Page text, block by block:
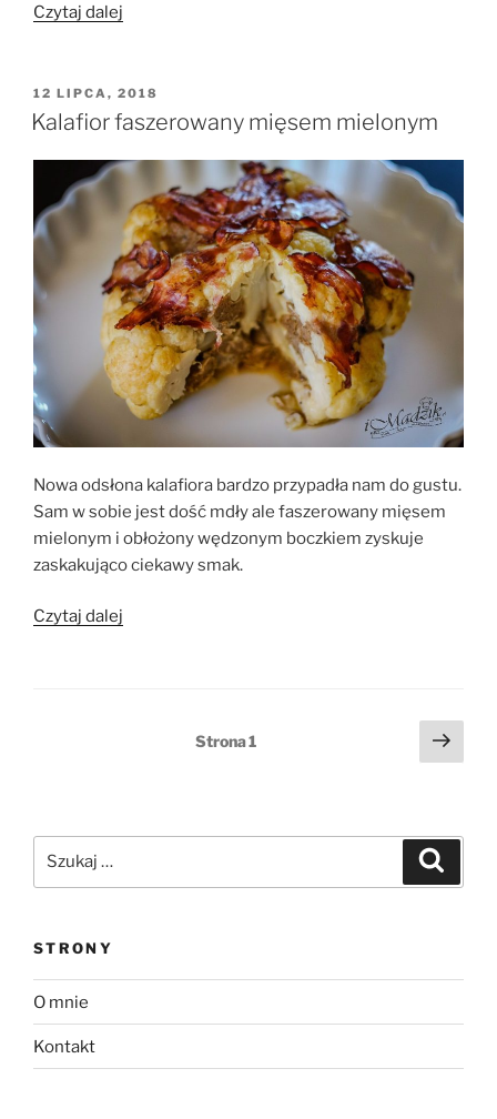
Czytaj dalej
mielonym
i
OPUBLIKOWANE
W
12 LIPCA, 2018
Kalafior faszerowany mięsem mielonym
Nowa odsłona kalafiora bardzo przypadła nam do gustu.
Sam w sobie jest dość mdły ale faszerowany mięsem
mielonym i obłożony wędzonym boczkiem zyskuje
zaskakująco ciekawy smak.
Czytaj dalej
Strona1
STRONY
O mnie
Kontakt